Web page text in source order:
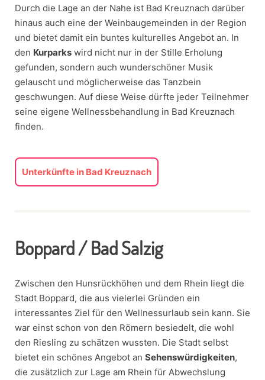
Durch die Lage an der Nahe ist Bad Kreuznach darüber
hinaus auch eine der Weinbaugemeinden in der Region
und bietet damit ein buntes kulturelles Angebot an. In
den Kurparks wird nicht nur in der Stille Erholung
gefunden, sondern auch wunderschöner Musik
gelauscht und möglicherweise das Tanzbein
geschwungen. Auf diese Weise dürfte jeder Teilnehmer
seine eigene Wellnessbehandlung in Bad Kreuznach
finden.
Unterkünfte in Bad Kreuznach
Boppard / Bad Salzig
Zwischen den Hunsrückhöhen und dem Rhein liegt die
Stadt Boppard, die aus vielerlei Gründen ein
interessantes Ziel für den Wellnessurlaub sein kann. Sie
war einst schon von den Römern besiedelt, die wohl
den Riesling zu schätzen wussten. Die Stadt selbst
bietet ein schönes Angebot an Sehenswürdigkeiten,
die zusätzlich zur Lage am Rhein für Abwechslung